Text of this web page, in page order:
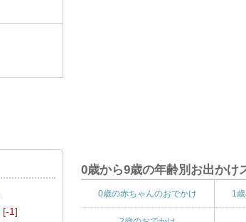
[-1]
0歳から9歳の年齢別お出かけ
0歳の赤ちゃんのおでかけ 1